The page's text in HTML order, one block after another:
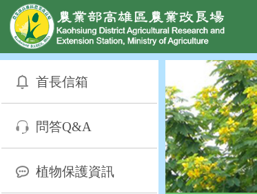
網頁置頂
首長信箱
問答Q&A
植物保護資訊